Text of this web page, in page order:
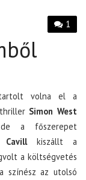
1
volna el a
Simon West
de a főszerepet
Cavillkiszállt a
a költségvetés
színész az utolsó